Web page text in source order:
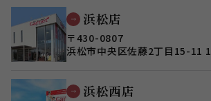
浜松店
〒430-0807
浜松市中央区佐藤2丁目15-11
浜松西店